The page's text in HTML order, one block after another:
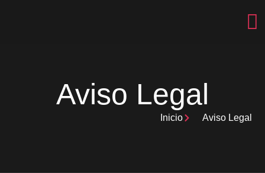
Aviso Legal
Inicio Aviso Legal